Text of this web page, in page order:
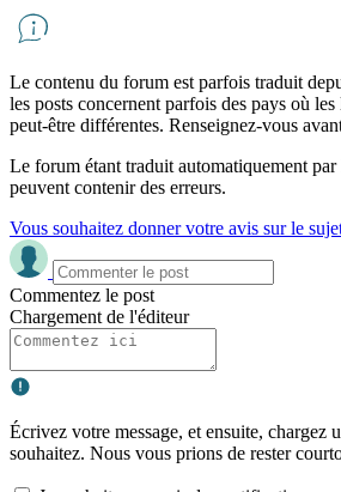
Le contenu du forum est parfois traduit
les posts concernent parfois des pays où
peut-être différentes. Renseignez-vous
Le forum étant traduit automatiquement
peuvent contenir des erreurs.
Vous souhaitez donner votre avis sur le
Commentez le post
Chargement de l'éditeur
Écrivez votre message, et ensuite, chargez
souhaitez. Nous vous prions de rester